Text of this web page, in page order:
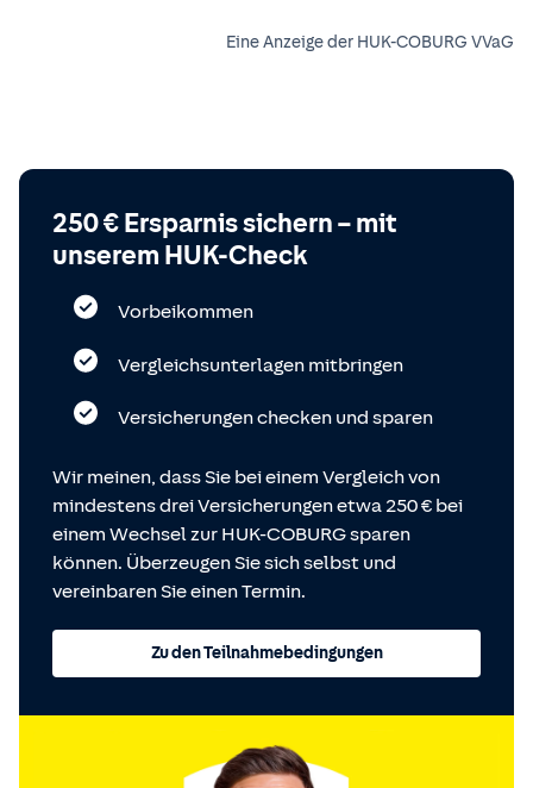
Eine Anzeige der HUK-COBURG VVaG
250 € Ersparnis sichern – mit
unserem HUK-Check
Vorbeikommen
Vergleichsunterlagen mitbringen
Versicherungen checken und sparen
Wir meinen, dass Sie bei einem Vergleich von
mindestens drei Versicherungen etwa 250 € bei
einem Wechsel zur HUK-COBURG sparen
können. Überzeugen Sie sich selbst und
vereinbaren Sie einen Termin.
Zu den Teilnahmebedingungen